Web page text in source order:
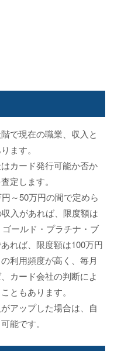
で現在の職業、収入と
ます。
カード発行可能か否か
定します。
～50万円の間で定めら
入があれば、限度額は
ールド・プラチナ・ブ
れば、限度額は100万円
利用頻度が高く、毎月
カード会社の判断によ
ともあります。
アップした場合は、自
能です。